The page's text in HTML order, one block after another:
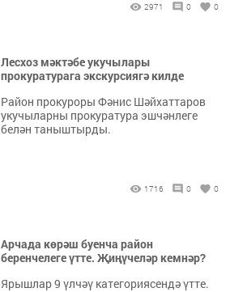
2971 0 0
Лесхоз мәктәбе укучылары
прокуратурага экскурсиягә килде
Район прокуроры Фәнис Шәйхаттаров
укучыларны прокуратура эшчәнлеге
белән таныштырды.
1716 0 0
Арчада көрәш буенча район
беренчелеге үтте. Җиңүчеләр кемнәр?
Ярышлар 9 үлчәү категориясендә үтте.